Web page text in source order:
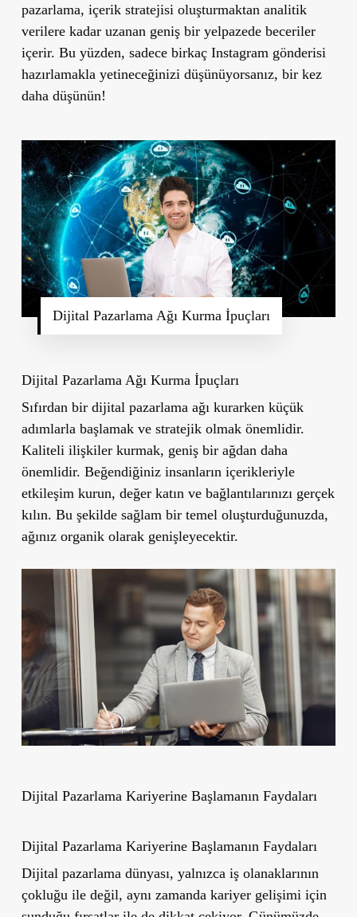
pazarlama, içerik stratejisi oluşturmaktan analitik
verilere kadar uzanan geniş bir yelpazede beceriler
içerir. Bu yüzden, sadece birkaç Instagram gönderisi
hazırlamakla yetineceğinizi düşünüyorsanız, bir kez
daha düşünün!
Dijital Pazarlama Ağı Kurma İpuçları
Dijital Pazarlama Ağı Kurma İpuçları
Sıfırdan bir dijital pazarlama ağı kurarken küçük
adımlarla başlamak ve stratejik olmak önemlidir.
Kaliteli ilişkiler kurmak, geniş bir ağdan daha
önemlidir. Beğendiğiniz insanların içerikleriyle
etkileşim kurun, değer katın ve bağlantılarınızı gerçek
kılın. Bu şekilde sağlam bir temel oluşturduğunuzda,
ağınız organik olarak genişleyecektir.
Dijital Pazarlama Kariyerine Başlamanın Faydaları
Dijital Pazarlama Kariyerine Başlamanın Faydaları
Dijital pazarlama dünyası, yalnızca iş olanaklarının
çokluğu ile değil, aynı zamanda kariyer gelişimi için